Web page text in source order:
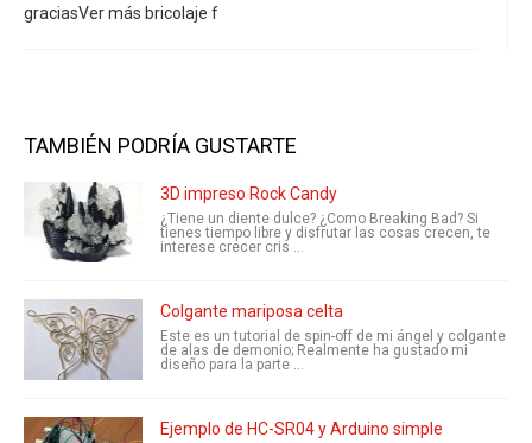
graciasVer más bricolaje f
TAMBIÉN PODRÍA GUSTARTE
3D impreso Rock Candy
¿Tiene un diente dulce? ¿Como Breaking Bad? Si
tienes tiempo libre y disfrutar las cosas crecen, te
interese crecer cris ...
Colgante mariposa celta
Este es un tutorial de spin-off de mi ángel y colgante
de alas de demonio; Realmente ha gustado mi
diseño para la parte ...
Ejemplo de HC-SR04 y Arduino simple